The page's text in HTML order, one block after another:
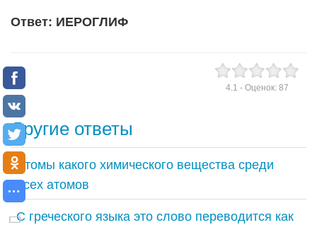
Ответ: ИЕРОГЛИФ
4.1 - Оценок: 87
Другие ответы
Атомы какого химического вещества среди
всех атомов
С греческого языка это слово переводится как